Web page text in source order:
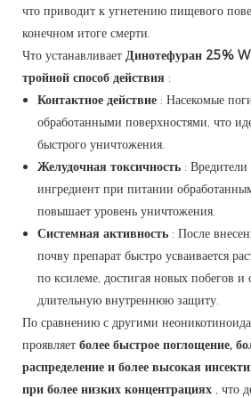
что приводит к угнетению пищевого
конечном итоге смерти.
Что устанавливает Динотефуран 25%
тройной способ действия :
Контактное действие : Насекомые
обработанными поверхностями, что
быстрого уничтожения.
Желудочная токсичность :
ингредиент при питании
повышает уровень уничтожения.
Системная активность : После
почву препарат быстро усваивается
по ксилеме, достигая новых побегов и
длительную внутреннюю защиту.
По сравнению с другими
проявляет более быстрое поглощение,
распределение и более высокая
при более низких концентрациях , что